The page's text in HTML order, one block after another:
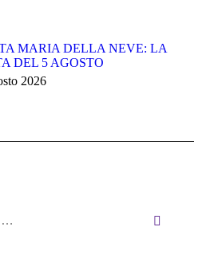
MARIA DELLA NEVE: LA
DEL 5 AGOSTO
2026